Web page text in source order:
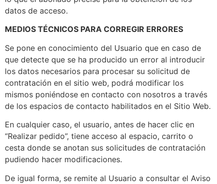
datos de acceso.
MEDIOS TÉCNICOS PARA CORREGIR ERRORES
Se pone en conocimiento del Usuario que en caso de
que detecte que se ha producido un error al introducir
los datos necesarios para procesar su solicitud de
contratación en el sitio web, podrá modificar los
mismos poniéndose en contacto con nosotros a través
de los espacios de contacto habilitados en el Sitio Web.
En cualquier caso, el usuario, antes de hacer clic en
“Realizar pedido”, tiene acceso al espacio, carrito o
cesta donde se anotan sus solicitudes de contratación
pudiendo hacer modificaciones.
De igual forma, se remite al Usuario a consultar el Aviso